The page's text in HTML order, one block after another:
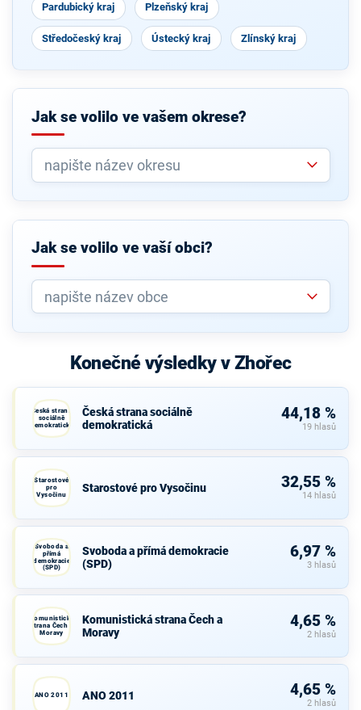
Pardubický kraj Plzeňský kraj
Středočeský kraj Ústecký kraj Zlínský kraj
Jak se volilo ve vašem okrese?
Jak se volilo ve vaší obci?
Konečné výsledky v Zhořec
Česká strana
sociálně
demokratická
Česká strana sociálně
demokratická
44,18 %
19 hlasů
Starostové
pro
Vysočinu
Starostové pro Vysočinu 32,55 %
14 hlasů
Svoboda a
přímá
demokracie
(SPD)
Svoboda a přímá demokracie
(SPD)
6,97 %
3 hlasů
Komunistická
strana Čech a
Moravy
Komunistická strana Čech a
Moravy
4,65 %
2 hlasů
ANO 2011 ANO 2011 4,65 %
2 hlasů